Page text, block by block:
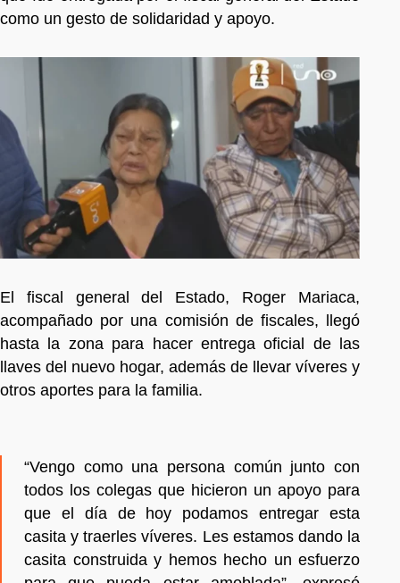
como un gesto de solidaridad y apoyo.
El fiscal general del Estado, Roger Mariaca,
acompañado por una comisión de fiscales, llegó
hasta la zona para hacer entrega oficial de las
llaves del nuevo hogar, además de llevar víveres y
otros aportes para la familia.
“Vengo como una persona común junto con
todos los colegas que hicieron un apoyo para
que el día de hoy podamos entregar esta
casita y traerles víveres. Les estamos dando la
casita construida y hemos hecho un esfuerzo